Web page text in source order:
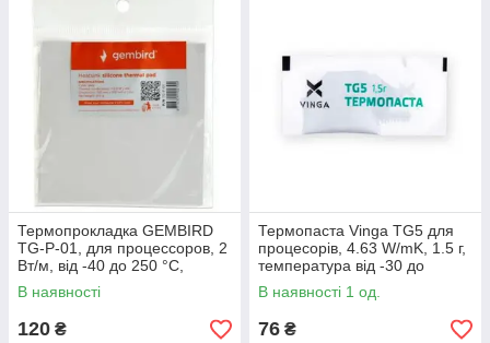
Термопрокладка GEMBIRD
TG-P-01, для процессоров, 2
Вт/м, від -40 до 250 °C,
щільність: 1.7 г / см³
В наявності
120 ₴
Термопаста Vinga TG5 для
процесорів, 4.63 W/mK, 1.5 г,
температура від -30 до
300°C, пакет
В наявності 1 од.
76 ₴